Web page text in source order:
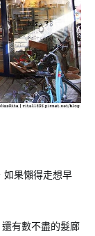
如果懶得走想早
有數不盡的髮廊